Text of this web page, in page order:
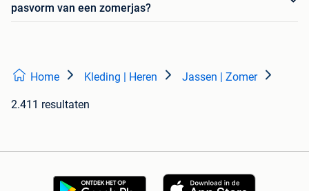
pasvorm van een zomerjas?
Home Kleding | Heren Jassen | Zomer
2.411 resultaten